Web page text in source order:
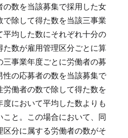
の数を当該募集で採用した女
で除して得た数を当該三事業
平均した数にそれぞれ十分の
た数が雇用管理区分ごとに算
三事業年度ごとに労働者の募
性の応募者の数を当該募集で
労働者の数で除して得た数を
度において平均した数よりも
と。 この場合において、同
区分に属する労働者の数がそ